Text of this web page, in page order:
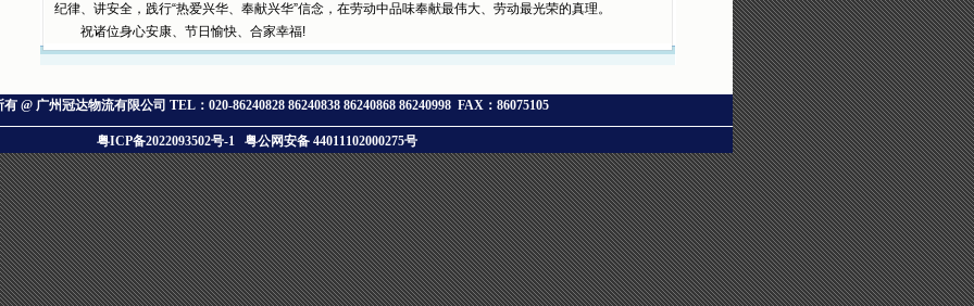
纪律、讲安全，践行“热爱兴华、奉献兴华”信念，在劳动中品味奉献最伟大、劳动最光荣的真理。
祝诸位身心安康、节日愉快、合家幸福!
@ 广州冠达物流有限公司 TEL：020-86240828 86240838 86240868 86240998 FAX：86075105
粤ICP备2022093502号-1 粤公网安备 44011102000275号